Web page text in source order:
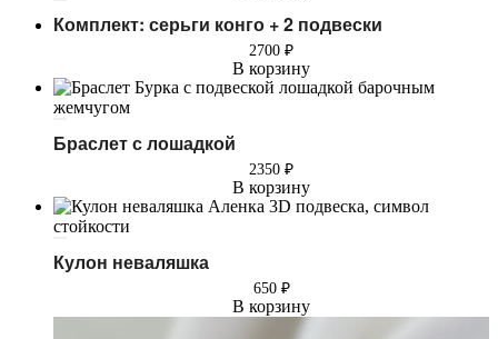
Комплект: серьги конго + 2 подвески
2700 ₽
В корзину
Браслет с лошадкой
2350 ₽
В корзину
Кулон неваляшка
650 ₽
В корзину